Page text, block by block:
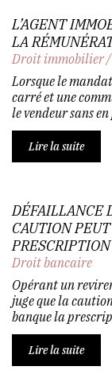
L’AGENT
LA
Droit immobilier/
Lorsque le
carré et une
le vendeur sans
Lire la suite
DÉFAILLANCE
CAUTION
Droit bancaire
Opérant un
juge que la
banque la
Lire la suite